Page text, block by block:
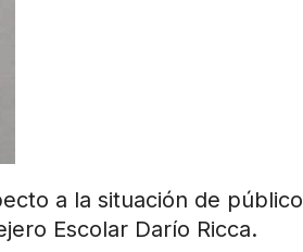
a la situación de público
Escolar Darío Ricca.